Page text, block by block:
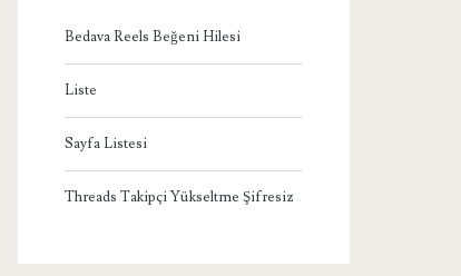
Bedava Reels Beğeni Hilesi
Liste
Sayfa Listesi
Threads Takipçi Yükseltme Şifresiz